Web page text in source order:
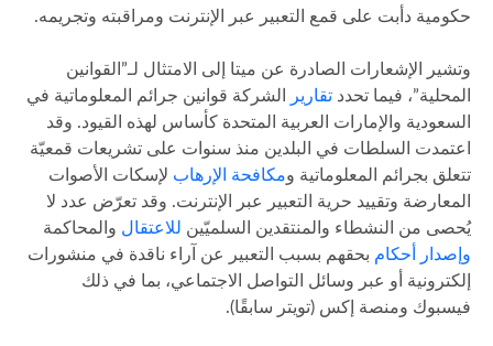
حكومية دأبت على قمع التعبير عبر الإنترنت ومراقبته وتجريمه.
وتشير الإشعارات الصادرة عن ميتا إلى الامتثال لـ”القوانين
المحلية”، فيما تحدد تقارير الشركة قوانين جرائم المعلوماتية في
السعودية والإمارات العربية المتحدة كأساس لهذه القيود. وقد
اعتمدت السلطات في البلدين منذ سنوات على تشريعات قمعيّة
تتعلق بجرائم المعلوماتية ومكافحة الإرهاب لإسكات الأصوات
المعارضة وتقييد حرية التعبير عبر الإنترنت. وقد تعرّض عدد لا
يُحصى من النشطاء والمنتقدين السلميّين للاعتقال والمحاكمة
وإصدار أحكام بحقهم بسبب التعبير عن آراء ناقدة في منشورات
إلكترونية أو عبر وسائل التواصل الاجتماعي، بما في ذلك
فيسبوك ومنصة إكس (تويتر سابقًا).